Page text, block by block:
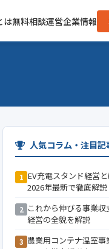
は無料相談運営企業情報
人気コラム・注目記
1 EV充電スタンド経営
2026年最新で徹底解
2 これから伸びる事業
経営の全貌を解説
3 農業用コンテナ温室